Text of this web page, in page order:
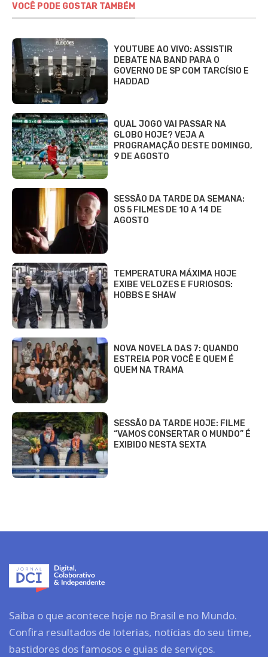
VOCÊ PODE GOSTAR TAMBÉM
YOUTUBE AO VIVO: ASSISTIR
DEBATE NA BAND PARA O
GOVERNO DE SP COM TARCÍSIO E
HADDAD
QUAL JOGO VAI PASSAR NA
GLOBO HOJE? VEJA A
PROGRAMAÇÃO DESTE DOMINGO,
9 DE AGOSTO
SESSÃO DA TARDE DA SEMANA:
OS 5 FILMES DE 10 A 14 DE
AGOSTO
TEMPERATURA MÁXIMA HOJE
EXIBE VELOZES E FURIOSOS:
HOBBS E SHAW
NOVA NOVELA DAS 7: QUANDO
ESTREIA POR VOCÊ E QUEM É
QUEM NA TRAMA
SESSÃO DA TARDE HOJE: FILME
“VAMOS CONSERTAR O MUNDO” É
EXIBIDO NESTA SEXTA
Saiba o que acontece hoje no Brasil e no Mundo.
Confira resultados de loterias, notícias do seu time,
bastidores dos famosos e guias de serviços.